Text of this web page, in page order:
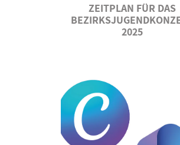
ZEITPLAN FÜR DAS
2025